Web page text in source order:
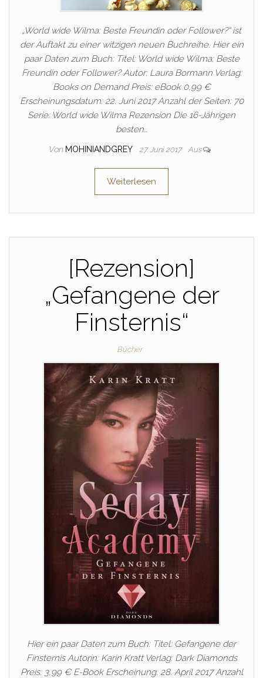
„World wide Wilma: Beste Freundin oder Follower?“ ist
der Auftakt zu einer witzigen neuen Buchreihe. Hier ein
paar Daten zum Buch: Titel: World wide Wilma: Beste
Freundin oder Follower? Autor: Laura Bormann Verlag:
Books on Demand Preis: eBook 0,99 €
Erscheinungsdatum: 22. Juni 2017 Anzahl der Seiten: 70
Serie: World wide Wilma Rezension Die 16-Jährigen
besten…
Von MOHINIANDGREY 27. Juni 2017 Aus
Weiterlesen
[Rezension]
„Gefangene der
Finsternis“
Bücher
Hier ein paar Daten zum Buch: Titel: Gefangene der
Finsternis Autorin: Karin Kratt Verlag: Dark Diamonds
Preis: 3,99 € E-Book Erscheinung: 28. April 2017 Anzahl